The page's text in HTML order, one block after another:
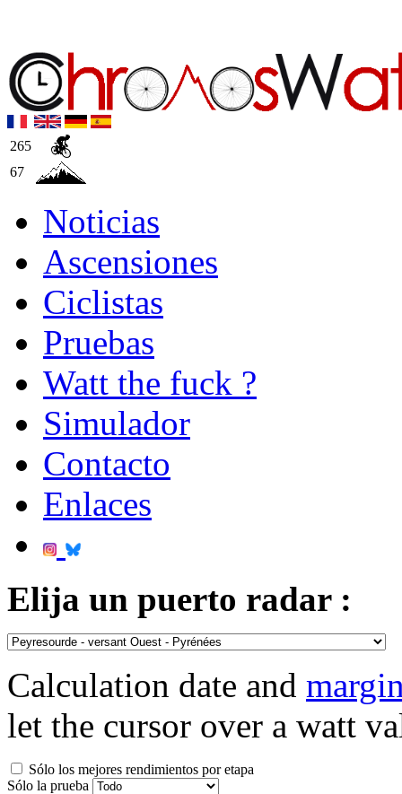
265
67
Noticias
Ascensiones
Ciclistas
Pruebas
Watt the fuck ?
Simulador
Contacto
Enlaces
Elija un puerto radar :
Calculation date and
let the cursor over a watt
Sólo los mejores rendimientos por etapa
Sólo la prueba